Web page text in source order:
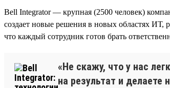
Bell Integrator — крупная (2500 человек)
создает новые решения в новых областях ИТ,
что каждый сотрудник готов брать
«Не скажу, что у нас
на результат и